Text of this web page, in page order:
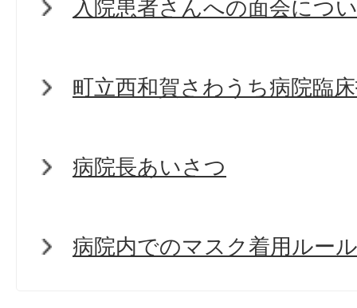
入院患者さんへの面会につ
町立西和賀さわうち病院臨
病院長あいさつ
病院内でのマスク着用ルー